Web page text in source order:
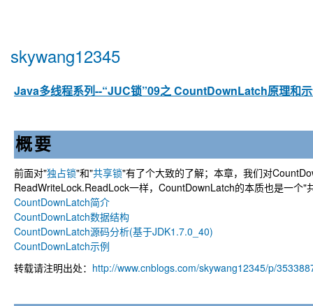
skywang12345
Java多线程系列--“JUC锁”09之 CountDownLatch原理和
概要
前面对"独占锁"和"共享锁"有了个大致的了解；本章，我们对
ReadWriteLock.ReadLock一样，CountDownLatch的本质也是一个"
CountDownLatch简介
CountDownLatch数据结构
CountDownLatch源码分析(基于JDK1.7.0_40)
CountDownLatch示例
转载请注明出处： http://www.cnblogs.com/skywang12345/p/